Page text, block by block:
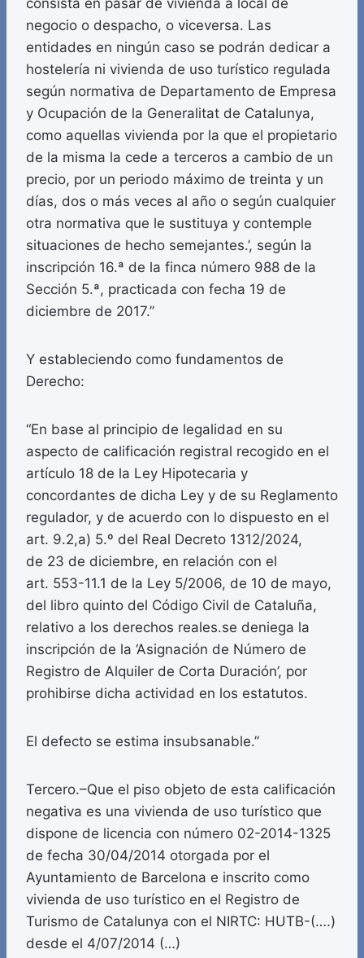
consista en pasar de vivienda a local de
negocio o despacho, o viceversa. Las
entidades en ningún caso se podrán dedicar a
hostelería ni vivienda de uso turístico regulada
según normativa de Departamento de Empresa
y Ocupación de la Generalitat de Catalunya,
como aquellas vivienda por la que el propietario
de la misma la cede a terceros a cambio de un
precio, por un periodo máximo de treinta y un
días, dos o más veces al año o según cualquier
otra normativa que le sustituya y contemple
situaciones de hecho semejantes.’, según la
inscripción 16.ª de la finca número 988 de la
Sección 5.ª, practicada con fecha 19 de
diciembre de 2017.”
Y estableciendo como fundamentos de
Derecho:
“En base al principio de legalidad en su
aspecto de calificación registral recogido en el
artículo 18 de la Ley Hipotecaria y
concordantes de dicha Ley y de su Reglamento
regulador, y de acuerdo con lo dispuesto en el
art. 9.2,a) 5.º del Real Decreto 1312/2024,
de 23 de diciembre, en relación con el
art. 553-11.1 de la Ley 5/2006, de 10 de mayo,
del libro quinto del Código Civil de Cataluña,
relativo a los derechos reales.se deniega la
inscripción de la ‘Asignación de Número de
Registro de Alquiler de Corta Duración’, por
prohibirse dicha actividad en los estatutos.
El defecto se estima insubsanable.”
Tercero.–Que el piso objeto de esta calificación
negativa es una vivienda de uso turístico que
dispone de licencia con número 02-2014-1325
de fecha 30/04/2014 otorgada por el
Ayuntamiento de Barcelona e inscrito como
vivienda de uso turístico en el Registro de
Turismo de Catalunya con el NIRTC: HUTB-(….)
desde el 4/07/2014 (…)